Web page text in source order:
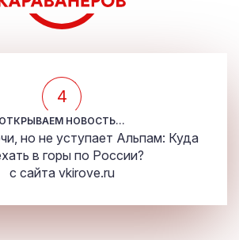
4
ОТКРЫВАЕМ НОВОСТЬ...
но не уступает Альпам: Куда
в горы по России?
с сайта vkirove.ru